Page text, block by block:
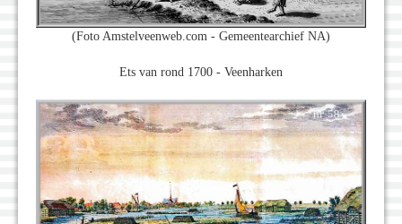
(Foto Amstelveenweb.com - Gemeentearchief NA)
Ets van rond 1700 - Veenharken